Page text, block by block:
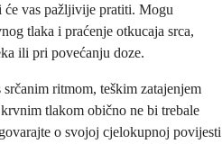
će vas pažljivije pratiti. Mogu
tlaka i praćenje otkucaja srca,
ili pri povećanju doze.
ritmom, teškim zatajenjem
tlakom obično ne bi trebale
o svojoj cjelokupnoj povijesti